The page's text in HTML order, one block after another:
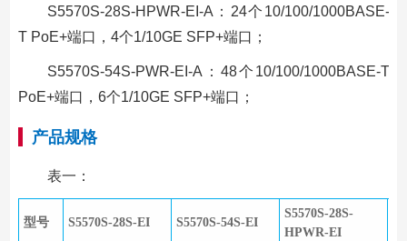
S5570S-28S-HPWR-EI-A：24个10/100/1000BASE-
T PoE+端口，4个1/10GE SFP+端口；
S5570S-54S-PWR-EI-A：48个10/100/1000BASE-T
PoE+端口，6个1/10GE SFP+端口；
产品规格
表一：
型号 S5570S-28S-EI S5570S-54S-EI
S5570S-28S-
HPWR-EI